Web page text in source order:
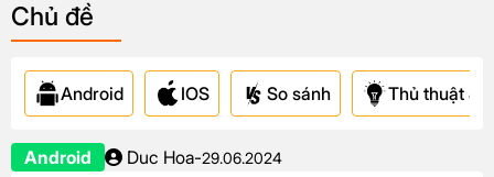
Chủ đề
Android IOS So sánh Thủ thuật &
Android Duc Hoa-29.06.2024